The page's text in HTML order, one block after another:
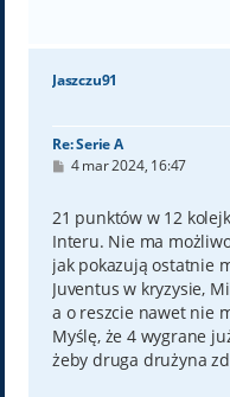
Jaszczu91
Re: Serie A
P
t
4 mar 2024, 16:47
21 punktów w 12
Interu. Nie ma
jak pokazują ostatnie
Juventus w kryzysie,
a o reszcie nawet nie
Myślę, że 4 wygrane
żeby druga drużyna